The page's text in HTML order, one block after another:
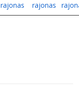
rajonas
rajonas